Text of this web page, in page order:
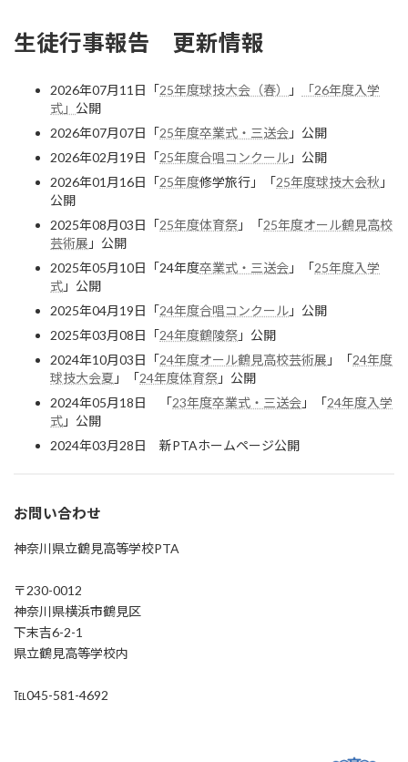
生徒行事報告 更新情報
2026年07月11日「25年度球技大会（春） 」
「26年度入学
式」 公開
2026年07月07日「25年度卒業式・三送会 」公開
2026年02月19日「25年度合唱コンクール 」公開
2026年01月16日「25年度修学旅行」「25年度球技大会秋 」
公開
2025年08月03日「25年度体育祭 」「25年度オール鶴見高校
芸術展 」公開
2025年05月10日「24年度卒業式・三送会 」「25年度入学
式 」公開
2025年04月19日「24年度合唱コンクール 」公開
2025年03月08日「24年度鶴陵祭 」公開
2024年10月03日「24年度オール鶴見高校芸術展 」「24年度
球技大会夏 」「24年度体育祭 」公開
2024年05月18日 「23年度卒業式・三送会 」「24年度入学
式 」公開
2024年03月28日 新PTAホームページ公開
お問い合わせ
神奈川県立鶴見高等学校PTA
〒230-0012
神奈川県横浜市鶴見区
下末吉6-2-1
県立鶴見高等学校内
℡045-581-4692